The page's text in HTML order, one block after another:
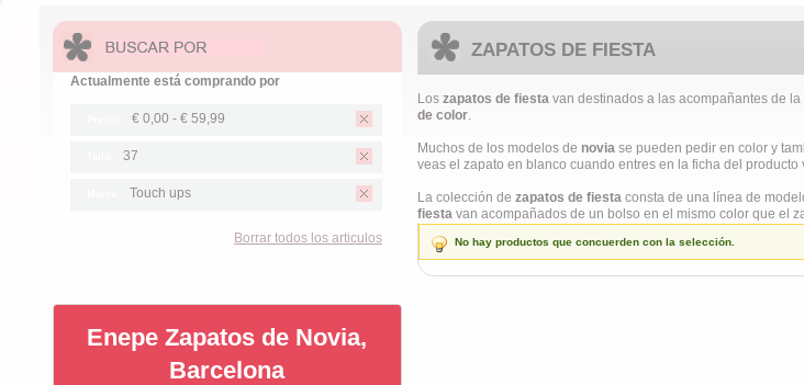
Actualmente está comprando por
€ 0,00 - € 59,99
37
Touch ups
Borrar todos los articulos
Enepe Zapatos de Novia,
Barcelona
ZAPATOS DE FIESTA
Los zapatos de fiestavan destinados a las acompañantes de
de color.
Muchos de los modelos de noviase pueden pedir en color y
veas el zapato en blanco cuando entres en la ficha del
La colección de zapatos de fiestaconsta de una línea de
fiestavan acompañados de un bolso en el mismo color que el
No hay productos que concuerden con la selección.